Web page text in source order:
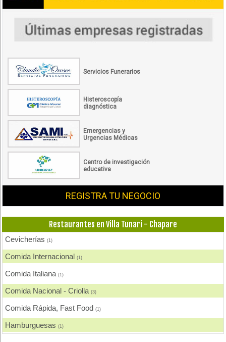
Servicios Funerarios
Histeroscopía
diagnóstica
Emergencias y
Urgencias Médicas
Centro de investigación
educativa
REGISTRA TU NEGOCIO
Restaurantes en Villa Tunari - Chapare
Cevicherías(1)
Comida Internacional(1)
Comida Italiana(1)
Comida Nacional - Criolla(3)
Comida Rápida, Fast Food(1)
Hamburguesas(1)